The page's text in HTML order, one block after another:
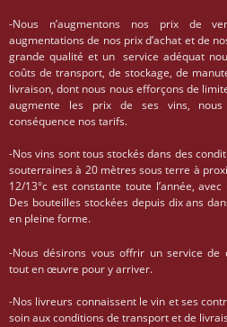
-Nous n’augmentons nos prix de
augmentations de nos prix d’achat et de
grande qualité et un service adéquat
coûts de transport, de stockage, de
livraison, dont nous nous efforçons de
augmente les prix de ses vins, nous
conséquence nos tarifs.
-Nos vins sont tous stockés dans des
souterraines à 20 mètres sous terre à
12/13°c est constante toute l’année,
Des bouteilles stockées depuis dix ans
en pleine forme.
-Nous désirons vous offrir un service de
tout en œuvre pour y arriver.
-Nos livreurs connaissent le vin et ses
soin aux conditions de transport et de